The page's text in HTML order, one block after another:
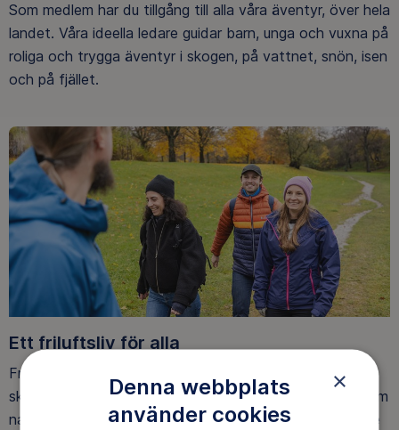
Som medlem har du tillgång till alla våra äventyr, över hela
landet. Våra ideella ledare guidar barn, unga och vuxna på
roliga och trygga äventyr i skogen, på vattnet, snön, isen
och på fjället.
Ett friluftsliv för alla
Friluftsfrämjandet arbetar för att så många som möjligt
ska upptäcka den rörelseglädje och de hälsoeffekter som
naturen ger. Som medlem bidrar du också till vårt arbete
×
Denna webbplats
använder cookies